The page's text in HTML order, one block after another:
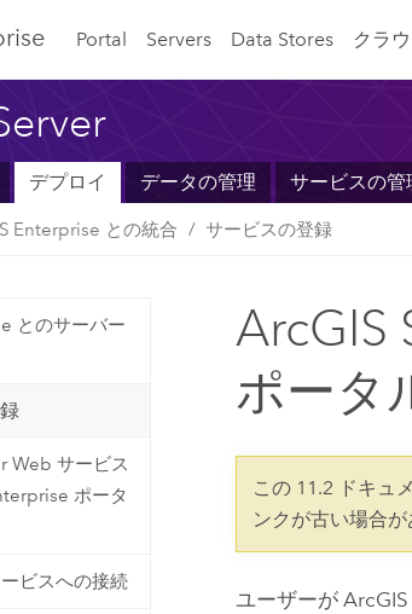
Portal Servers Data Stores クラ
デプロイ データの管理 サービスの管
Enterprise との統合 サービスの登録
とのサーバー
Web サービス
ポータ
ビスへの接続
ArcGIS
ポータ
この 11.2 ドキュ
ンクが古い場合
ユーザーが